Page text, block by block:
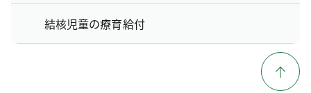
結核児童の療育給付